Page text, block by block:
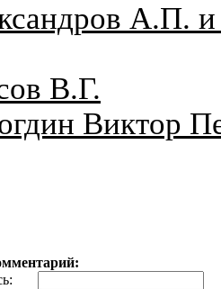
А.П. и
В.Г.
Виктор